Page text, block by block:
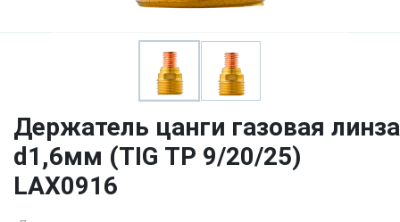
Держатель цанги газовая линза
d1,6мм (TIG TP 9/20/25)
LAX0916